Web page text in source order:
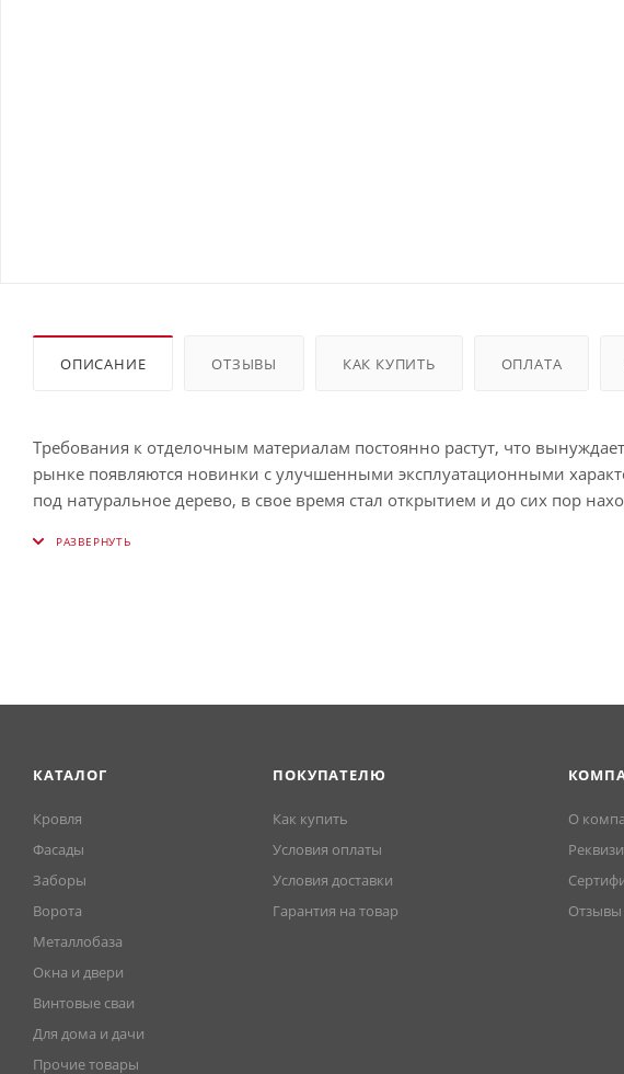
ОПИСАНИЕ ОТЗЫВЫ КАК КУПИТЬ ОПЛАТА
Требования к отделочным материалам постоянно растут, что
рынке появляются новинки с улучшенными эксплуатационными
под натуральное дерево, в свое время стал открытием и до сих пор
(Чёрный янтарь), с повышенной прочностью и стойкостью к
КАТАЛОГ
Кровля
Фасады
Заборы
Ворота
Металлобаза
Окна и двери
Винтовые сваи
Для дома и дачи
Прочие товары
ПОКУПАТЕЛЮ
Как купить
Условия оплаты
Условия доставки
Гарантия на товар
О